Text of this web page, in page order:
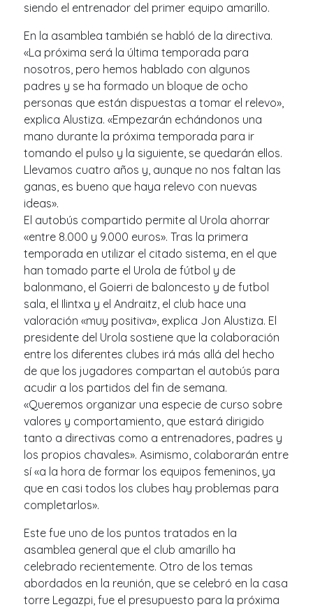
siendo el entrenador del primer equipo amarillo.
En la asamblea también se habló de la directiva.
«La próxima será la última temporada para
nosotros, pero hemos hablado con algunos
padres y se ha formado un bloque de ocho
personas que están dispuestas a tomar el relevo»,
explica Alustiza. «Empezarán echándonos una
mano durante la próxima temporada para ir
tomando el pulso y la siguiente, se quedarán ellos.
Llevamos cuatro años y, aunque no nos faltan las
ganas, es bueno que haya relevo con nuevas
ideas».
El autobús compartido permite al Urola ahorrar
«entre 8.000 y 9.000 euros». Tras la primera
temporada en utilizar el citado sistema, en el que
han tomado parte el Urola de fútbol y de
balonmano, el Goierri de baloncesto y de futbol
sala, el Ilintxa y el Andraitz, el club hace una
valoración «muy positiva», explica Jon Alustiza. El
presidente del Urola sostiene que la colaboración
entre los diferentes clubes irá más allá del hecho
de que los jugadores compartan el autobús para
acudir a los partidos del fin de semana.
«Queremos organizar una especie de curso sobre
valores y comportamiento, que estará dirigido
tanto a directivas como a entrenadores, padres y
los propios chavales». Asimismo, colaborarán entre
sí «a la hora de formar los equipos femeninos, ya
que en casi todos los clubes hay problemas para
completarlos».
Este fue uno de los puntos tratados en la
asamblea general que el club amarillo ha
celebrado recientemente. Otro de los temas
abordados en la reunión, que se celebró en la casa
torre Legazpi, fue el presupuesto para la próxima